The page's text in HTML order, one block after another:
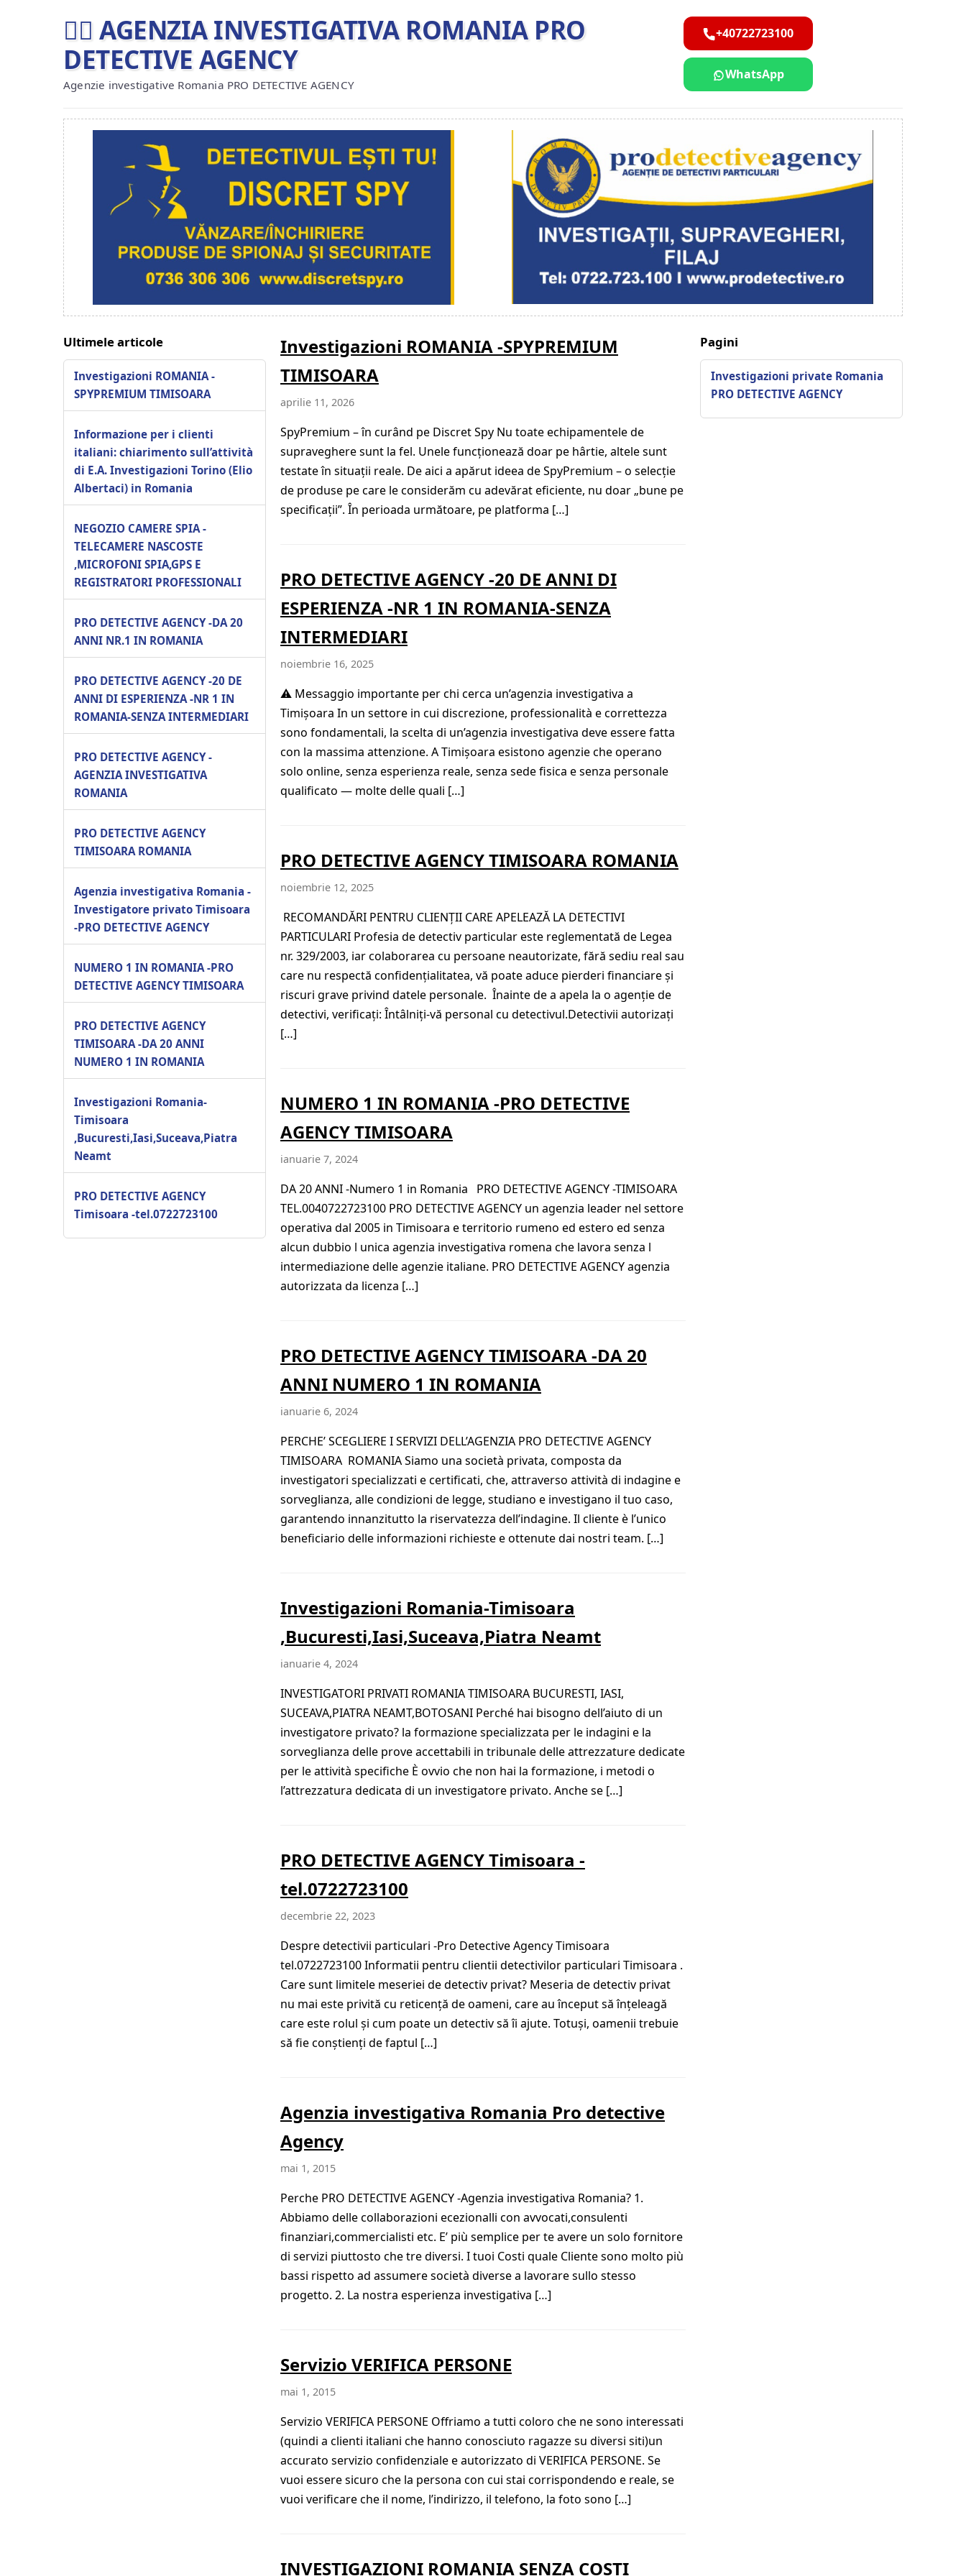
🕵️‍♂ AGENZIA INVESTIGATIVA ROMANIA PRO
DETECTIVE AGENCY
Agenzie investigative Romania PRO DETECTIVE AGENCY
+40722723100
WhatsApp
Ultimele articole
Investigazioni ROMANIA -
SPYPREMIUM TIMISOARA
Informazione per i clienti
italiani: chiarimento sull’attività
di E.A. Investigazioni Torino (Elio
Albertaci) in Romania
NEGOZIO CAMERE SPIA -
TELECAMERE NASCOSTE
,MICROFONI SPIA,GPS E
REGISTRATORI PROFESSIONALI
PRO DETECTIVE AGENCY -DA 20
ANNI NR.1 IN ROMANIA
PRO DETECTIVE AGENCY -20 DE
ANNI DI ESPERIENZA -NR 1 IN
ROMANIA-SENZA INTERMEDIARI
PRO DETECTIVE AGENCY -
AGENZIA INVESTIGATIVA
ROMANIA
PRO DETECTIVE AGENCY
TIMISOARA ROMANIA
Agenzia investigativa Romania -
Investigatore privato Timisoara
-PRO DETECTIVE AGENCY
NUMERO 1 IN ROMANIA -PRO
DETECTIVE AGENCY TIMISOARA
PRO DETECTIVE AGENCY
TIMISOARA -DA 20 ANNI
NUMERO 1 IN ROMANIA
Investigazioni Romania-
Timisoara
,Bucuresti,Iasi,Suceava,Piatra
Neamt
PRO DETECTIVE AGENCY
Timisoara -tel.0722723100
Investigazioni ROMANIA -SPYPREMIUM
TIMISOARA
aprilie 11, 2026
SpyPremium – în curând pe Discret Spy Nu toate echipamentele de
supraveghere sunt la fel. Unele funcționează doar pe hârtie, altele sunt
testate în situații reale. De aici a apărut ideea de SpyPremium – o selecție
de produse pe care le considerăm cu adevărat eficiente, nu doar „bune pe
specificații”. În perioada următoare, pe platforma […]
PRO DETECTIVE AGENCY -20 DE ANNI DI
ESPERIENZA -NR 1 IN ROMANIA-SENZA
INTERMEDIARI
noiembrie 16, 2025
⚠️ Messaggio importante per chi cerca un’agenzia investigativa a
Timișoara In un settore in cui discrezione, professionalità e correttezza
sono fondamentali, la scelta di un’agenzia investigativa deve essere fatta
con la massima attenzione. A Timișoara esistono agenzie che operano
solo online, senza esperienza reale, senza sede fisica e senza personale
qualificato — molte delle quali […]
PRO DETECTIVE AGENCY TIMISOARA ROMANIA
noiembrie 12, 2025
RECOMANDĂRI PENTRU CLIENȚII CARE APELEAZĂ LA DETECTIVI
PARTICULARI Profesia de detectiv particular este reglementată de Legea
nr. 329/2003, iar colaborarea cu persoane neautorizate, fără sediu real sau
care nu respectă confidențialitatea, vă poate aduce pierderi financiare și
riscuri grave privind datele personale. Înainte de a apela la o agenție de
detectivi, verificați: Întâlniți-vă personal cu detectivul.Detectivii autorizați
[…]
NUMERO 1 IN ROMANIA -PRO DETECTIVE
AGENCY TIMISOARA
ianuarie 7, 2024
DA 20 ANNI -Numero 1 in Romania PRO DETECTIVE AGENCY -TIMISOARA
TEL.0040722723100 PRO DETECTIVE AGENCY un agenzia leader nel settore
operativa dal 2005 in Timisoara e territorio rumeno ed estero ed senza
alcun dubbio l unica agenzia investigativa romena che lavora senza l
intermediazione delle agenzie italiane. PRO DETECTIVE AGENCY agenzia
autorizzata da licenza […]
PRO DETECTIVE AGENCY TIMISOARA -DA 20
ANNI NUMERO 1 IN ROMANIA
ianuarie 6, 2024
PERCHE’ SCEGLIERE I SERVIZI DELL’AGENZIA PRO DETECTIVE AGENCY
TIMISOARA ROMANIA Siamo una società privata, composta da
investigatori specializzati e certificati, che, attraverso attività di indagine e
sorveglianza, alle condizioni de legge, studiano e investigano il tuo caso,
garantendo innanzitutto la riservatezza dell’indagine. Il cliente è l’unico
beneficiario delle informazioni richieste e ottenute dai nostri team. […]
Investigazioni Romania-Timisoara
,Bucuresti,Iasi,Suceava,Piatra Neamt
ianuarie 4, 2024
INVESTIGATORI PRIVATI ROMANIA TIMISOARA BUCURESTI, IASI,
SUCEAVA,PIATRA NEAMT,BOTOSANI Perché hai bisogno dell’aiuto di un
investigatore privato? la formazione specializzata per le indagini e la
sorveglianza delle prove accettabili in tribunale delle attrezzature dedicate
per le attività specifiche È ovvio che non hai la formazione, i metodi o
l’attrezzatura dedicata di un investigatore privato. Anche se […]
PRO DETECTIVE AGENCY Timisoara -
tel.0722723100
decembrie 22, 2023
Despre detectivii particulari -Pro Detective Agency Timisoara
tel.0722723100 Informatii pentru clientii detectivilor particulari Timisoara .
Care sunt limitele meseriei de detectiv privat? Meseria de detectiv privat
nu mai este privită cu reticență de oameni, care au început să înțeleagă
care este rolul și cum poate un detectiv să îi ajute. Totuși, oamenii trebuie
să fie conștienți de faptul […]
Agenzia investigativa Romania Pro detective
Agency
mai 1, 2015
Perche PRO DETECTIVE AGENCY -Agenzia investigativa Romania? 1.
Abbiamo delle collaborazioni ecezionalli con avvocati,consulenti
finanziari,commercialisti etc. E’ più semplice per te avere un solo fornitore
di servizi piuttosto che tre diversi. I tuoi Costi quale Cliente sono molto più
bassi rispetto ad assumere società diverse a lavorare sullo stesso
progetto. 2. La nostra esperienza investigativa […]
Servizio VERIFICA PERSONE
mai 1, 2015
Servizio VERIFICA PERSONE Offriamo a tutti coloro che ne sono interessati
(quindi a clienti italiani che hanno conosciuto ragazze su diversi siti)un
accurato servizio confidenziale e autorizzato di VERIFICA PERSONE. Se
vuoi essere sicuro che la persona con cui stai corrispondendo e reale, se
vuoi verificare che il nome, l’indirizzo, il telefono, la foto sono […]
INVESTIGAZIONI ROMANIA SENZA COSTI
Pagini
Investigazioni private Romania
PRO DETECTIVE AGENCY